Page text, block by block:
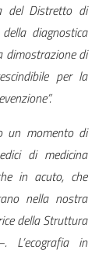
del Distretto di
diagnostica
dimostrazione di
per la
un momento di
di medicina
in acuto, che
nella nostra
della Struttura
L’ecografia in